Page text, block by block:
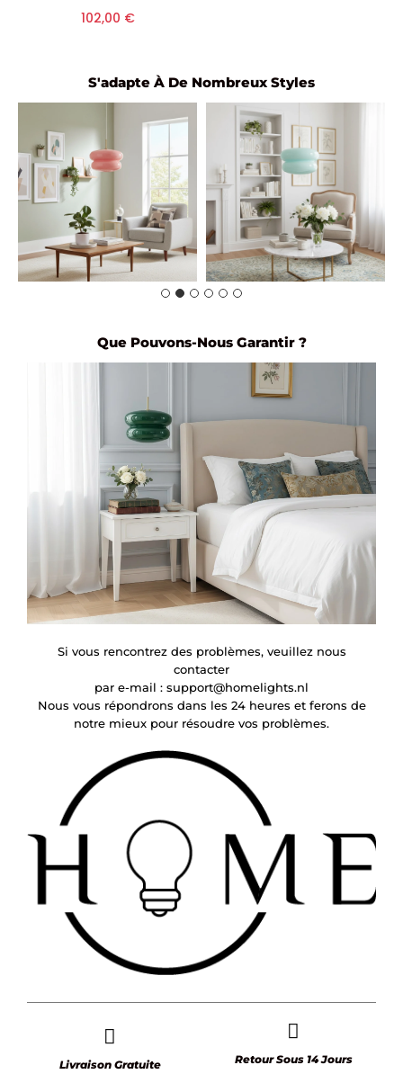
102,00 €
S'adapte À De Nombreux Styles
Que Pouvons-Nous Garantir ?
Si vous rencontrez des problèmes, veuillez nous
contacter
par e-mail : support@homelights.nl
Nous vous répondrons dans les 24 heures et ferons de
notre mieux pour résoudre vos problèmes.
Livraison Gratuite Retour Sous 14 Jours